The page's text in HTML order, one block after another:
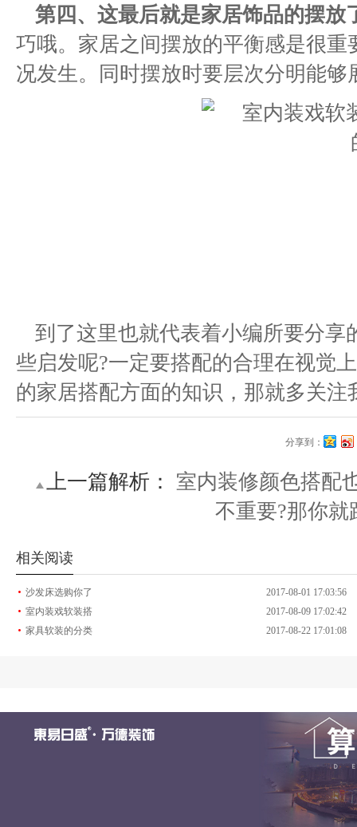
第四、这最后就是家居饰品的摆放
巧哦。家居之间摆放的平衡感是很
况发生。同时摆放时要层次分明能
到了这里也就代表着小编所要分
些启发呢?一定要搭配的合理在视觉
的家居搭配方面的知识，那就多关注
分享到：
上一篇解析：
室内装修颜色搭配
不重要?那你就
相关阅读
· 沙发床选购你了 2017-08-01 17:03:56
· 室内装戏软装搭 2017-08-09 17:02:42
· 家具软装的分类 2017-08-22 17:01:08